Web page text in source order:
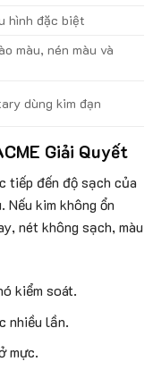
hình đặc biệt
màu, nén màu và
dùng kim đạn
Giải Quyết
tiếp đến độ sạch của
Nếu kim không ổn
nét không sạch, màu
kiểm soát.
nhiều lần.
mực.